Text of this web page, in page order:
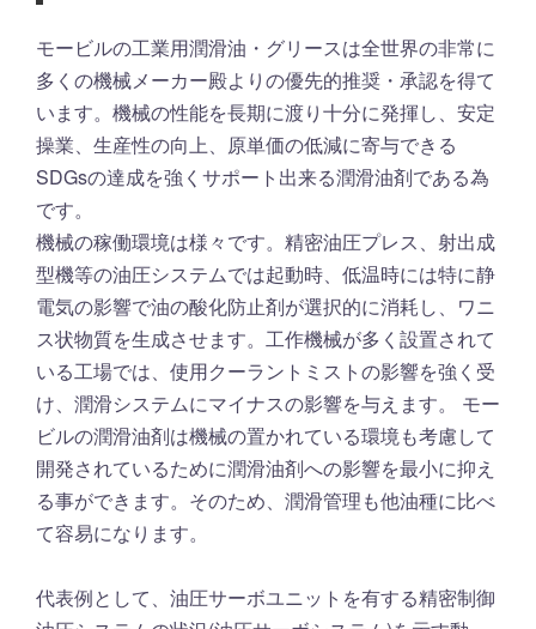
モービルの工業用潤滑油・グリースは全世界の非常に
多くの機械メーカー殿よりの優先的推奨・承認を得て
います。機械の性能を長期に渡り十分に発揮し、安定
操業、生産性の向上、原単価の低減に寄与できる
SDGsの達成を強くサポート出来る潤滑油剤である為
です。
機械の稼働環境は様々です。精密油圧プレス、射出成
型機等の油圧システムでは起動時、低温時には特に静
電気の影響で油の酸化防止剤が選択的に消耗し、ワニ
ス状物質を生成させます。工作機械が多く設置されて
いる工場では、使用クーラントミストの影響を強く受
け、潤滑システムにマイナスの影響を与えます。 モー
ビルの潤滑油剤は機械の置かれている環境も考慮して
開発されているために潤滑油剤への影響を最小に抑え
る事ができます。そのため、潤滑管理も他油種に比べ
て容易になります。
代表例として、油圧サーボユニットを有する精密制御